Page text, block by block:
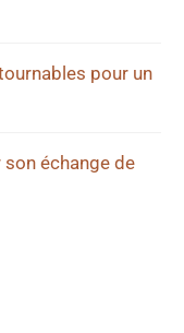
pour un
échange de